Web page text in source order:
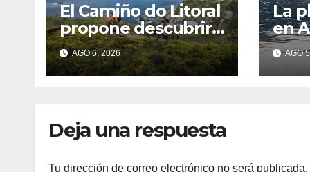
El Camiño do Litoral
propone descubrir
Galicia a pie a través
de más de 1.300
kilómetros
AGO 6, 2026
La
en
AGO
Deja una respuesta
Tu dirección de correo electrónico no será publicada.